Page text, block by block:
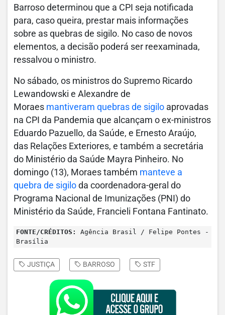
Barroso determinou que a CPI seja notificada
para, caso queira, prestar mais informações
sobre as quebras de sigilo. No caso de novos
elementos, a decisão poderá ser reexaminada,
ressalvou o ministro.
No sábado, os ministros do Supremo Ricardo
Lewandowski e Alexandre de
Moraes mantiveram quebras de sigilo aprovadas
na CPI da Pandemia que alcançam o ex-ministros
Eduardo Pazuello, da Saúde, e Ernesto Araújo,
das Relações Exteriores, e também a secretária
do Ministério da Saúde Mayra Pinheiro. No
domingo (13), Moraes também manteve a
quebra de sigilo da coordenadora-geral do
Programa Nacional de Imunizações (PNI) do
Ministério da Saúde, Francieli Fontana Fantinato.
FONTE/CRÉDITOS:
Agência Brasil / Felipe Pontes -
Brasília
JUSTIÇA BARROSO STF